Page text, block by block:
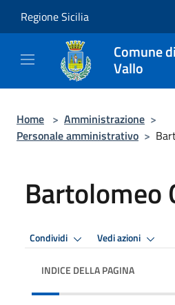
Regione Sicilia
Comune
Vallo
Home > Amministrazione >
Personale amministrativo >
Bartolomeo
Condividi Vedi azioni
INDICE DELLA PAGINA